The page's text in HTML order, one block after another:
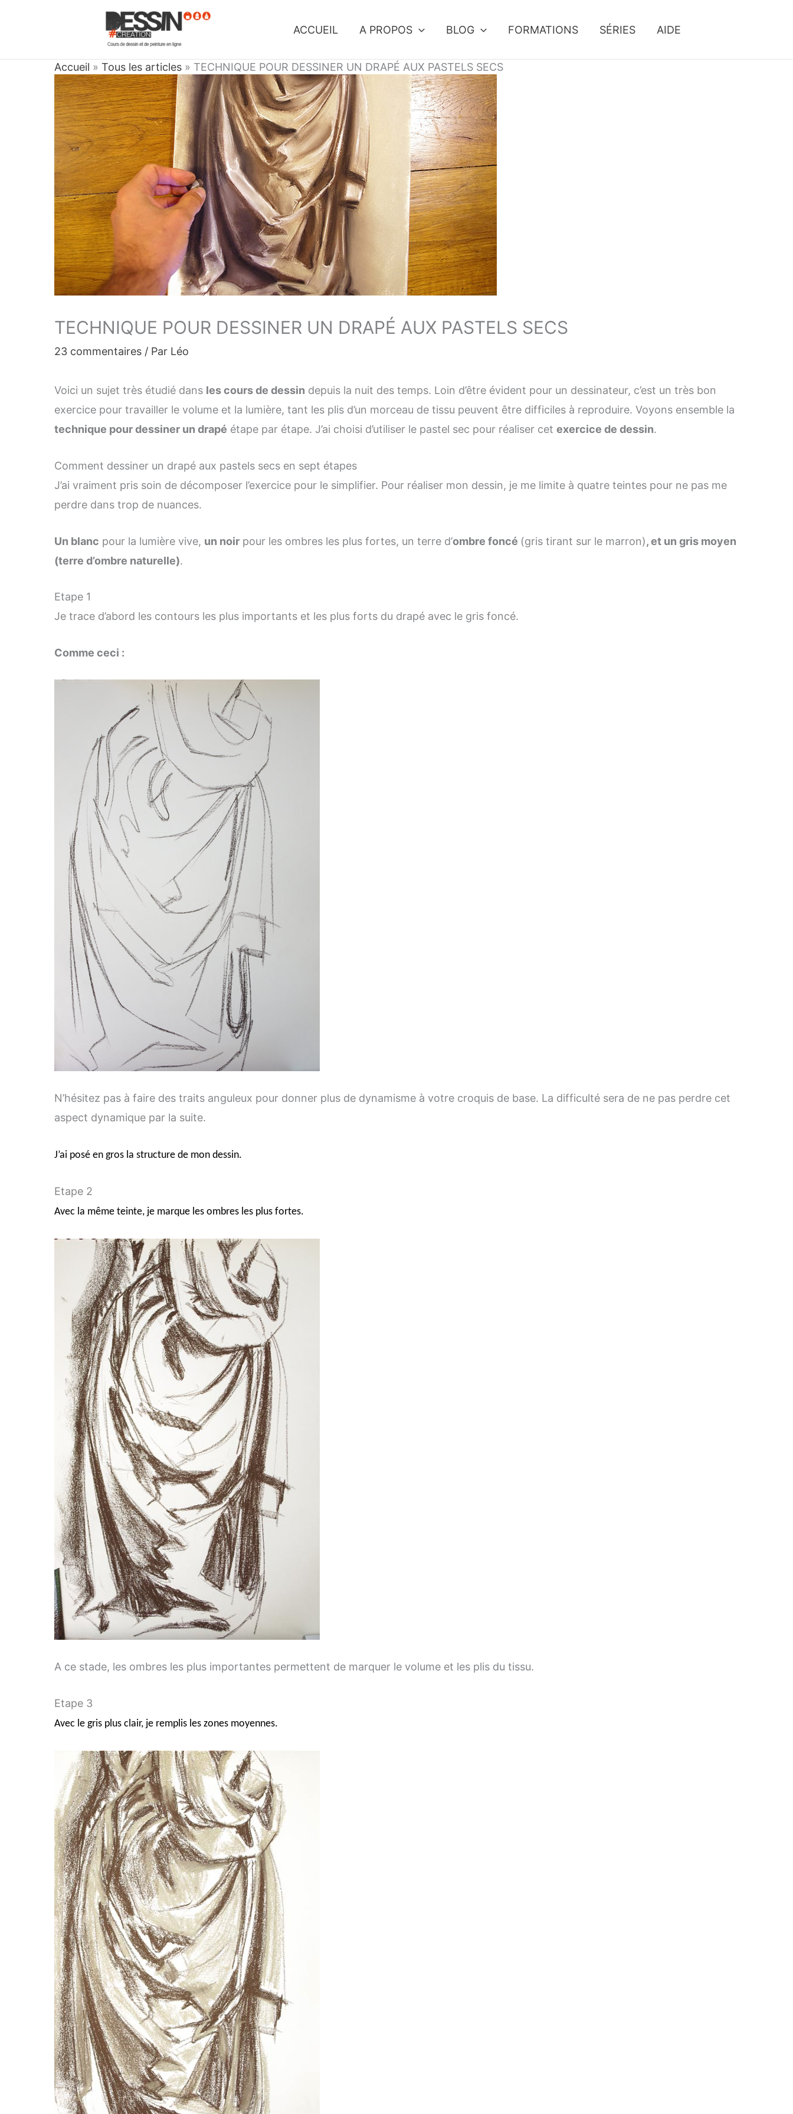
ACCUEIL A PROPOS BLOG FORMATIONS SÉRIES AIDE
Accueil » Tous les articles » TECHNIQUE POUR DESSINER UN DRAPÉ AUX PASTELS SECS
TECHNIQUE POUR DESSINER UN DRAPÉ AUX PASTELS SECS
23 commentaires / Par Léo
Voici un sujet très étudié dans les cours de dessin depuis la nuit des temps. Loin d’être évident pour un dessinateur, c’est un très bon
exercice pour travailler le volume et la lumière, tant les plis d’un morceau de tissu peuvent être difficiles à reproduire. Voyons ensemble la
technique pour dessiner un drapé étape par étape. J’ai choisi d’utiliser le pastel sec pour réaliser cet exercice de dessin.
Comment dessiner un drapé aux pastels secs en sept étapes
J’ai vraiment pris soin de décomposer l’exercice pour le simplifier. Pour réaliser mon dessin, je me limite à quatre teintes pour ne pas me
perdre dans trop de nuances.
Un blanc pour la lumière vive, un noir pour les ombres les plus fortes, un terre d’ombre foncé (gris tirant sur le marron), et un gris moyen
(terre d’ombre naturelle).
Etape 1
Je trace d’abord les contours les plus importants et les plus forts du drapé avec le gris foncé.
Comme ceci :
N’hésitez pas à faire des traits anguleux pour donner plus de dynamisme à votre croquis de base. La difficulté sera de ne pas perdre cet
aspect dynamique par la suite.
J’ai posé en gros la structure de mon dessin.
Etape 2
Avec la même teinte, je marque les ombres les plus fortes.
A ce stade, les ombres les plus importantes permettent de marquer le volume et les plis du tissu.
Etape 3
Avec le gris plus clair, je remplis les zones moyennes.